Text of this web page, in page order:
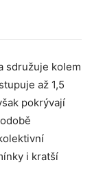
sdružuje kolem
až 1,5
pokrývají
i kratší